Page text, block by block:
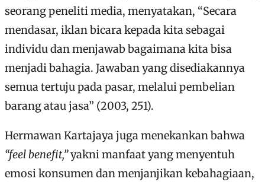
seorang peneliti media, menyatakan, “Secara
mendasar, iklan bicara kepada kita sebagai
individu dan menjawab bagaimana kita bisa
menjadi bahagia. Jawaban yang disediakannya
semua tertuju pada pasar, melalui pembelian
barang atau jasa” (2003, 251).
Hermawan Kartajaya juga menekankan bahwa
“feel benefit,”yakni manfaat yang menyentuh
emosi konsumen dan menjanjikan kebahagiaan,